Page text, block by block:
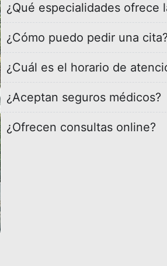
¿Qué especialidades ofrece
¿Cómo puedo pedir una cita?
¿Cuál es el horario de
¿Aceptan seguros médicos?
¿Ofrecen consultas online?